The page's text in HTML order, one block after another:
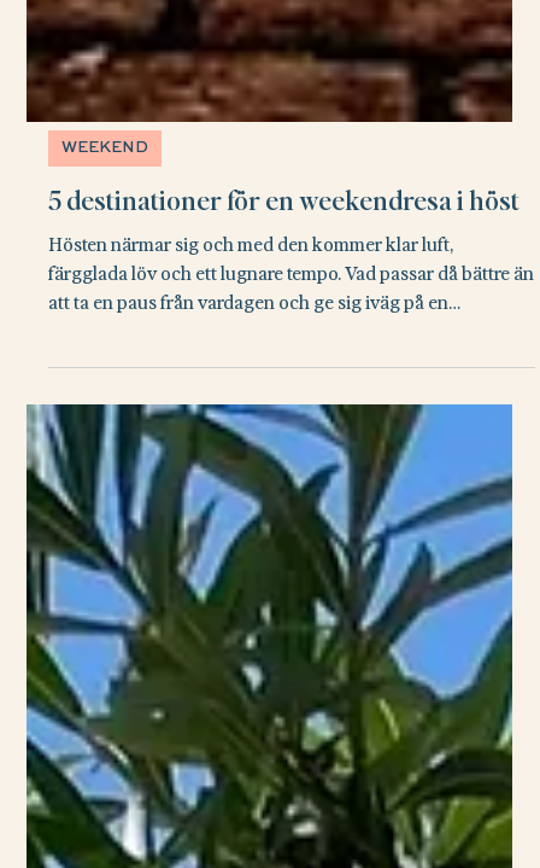
WEEKEND
5 destinationer för en weekendresa i höst
Hösten närmar sig och med den kommer klar luft,
färgglada löv och ett lugnare tempo. Vad passar då bättre än
att ta en paus från vardagen och ge sig iväg på en
höstweekend? Det är en tid på året när städer känns mer
avslappnade och naturen bjuder på fina upplevelse. En kort
resa räcker ofta långt för att fylla på med ny energi. Vi har
listat fem destinationer som vi tycker är perfekta för en
weekendresa i höst! Baden Baden, Tyskland Den lilla
kurorten i sydvästra Tyskland är